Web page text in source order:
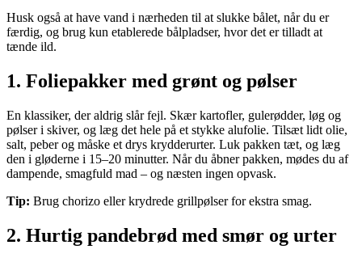
Husk også at have vand i nærheden til at slukke bålet, når du er
færdig, og brug kun etablerede bålpladser, hvor det er tilladt at
tænde ild.
1. Foliepakker med grønt og pølser
En klassiker, der aldrig slår fejl. Skær kartofler, gulerødder, løg og
pølser i skiver, og læg det hele på et stykke alufolie. Tilsæt lidt olie,
salt, peber og måske et drys krydderurter. Luk pakken tæt, og læg
den i gløderne i 15–20 minutter. Når du åbner pakken, mødes du af
dampende, smagfuld mad – og næsten ingen opvask.
Tip: Brug chorizo eller krydrede grillpølser for ekstra smag.
2. Hurtig pandebrød med smør og urter